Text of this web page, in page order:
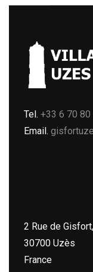
Tel. +33 6 70 80
Email.
2 Rue de Gisfort,
30700 Uzès
France